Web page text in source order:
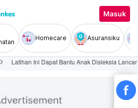
Masuk
Homecare Asuransiku
Latihan Ini Dapat Bantu Anak Disleksia